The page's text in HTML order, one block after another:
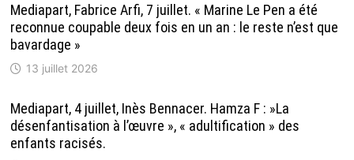
Mediapart, Fabrice Arfi, 7 juillet. « Marine Le Pen a été
reconnue coupable deux fois en un an : le reste n’est que
bavardage »
13 juillet 2026
Mediapart, 4 juillet, Inès Bennacer. Hamza F : »La
désenfantisation à l’œuvre », « adultification » des
enfants racisés.